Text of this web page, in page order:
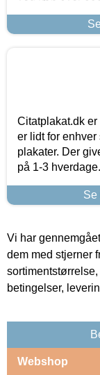
Citatplakat.dk
er lidt for
plakater. Der
på 1-3
Se
Vi har
dem med stjerner
betingelser,
Webshop